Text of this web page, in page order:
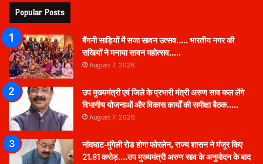
Popular Posts
बैंगनी साड़ियों में सजा सावन उत्सव….. भारतीय नगर की
सखियों ने मनाया सावन महोत्सव…..
August 7, 2026
उप मुख्यमंत्री एवं जिले के प्रभारी मंत्री अरुण साव कल लेंगे
विभागीय योजनाओं और विकास कार्यों की समीक्षा बैठक…..
August 7, 2026
नांदघाट-मुंगेली रोड होगा फोरलेन, राज्य शासन ने मंजूर किए
21.81 करोड़….उप मुख्यमंत्री अरुण साव के अनुमोदन के बाद